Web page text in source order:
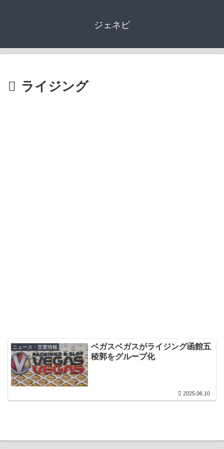
ジェネピ
ライジング
ニュース・営業情報
ベガスベガスがライジング函館五
稜郭をグループ化
2025.06.10